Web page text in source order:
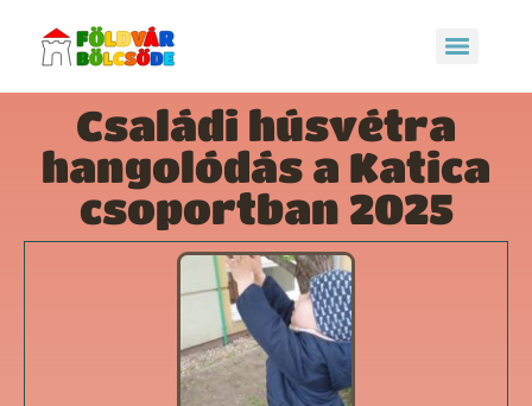
Családi húsvétra
hangolódás a Katica
csoportban 2025